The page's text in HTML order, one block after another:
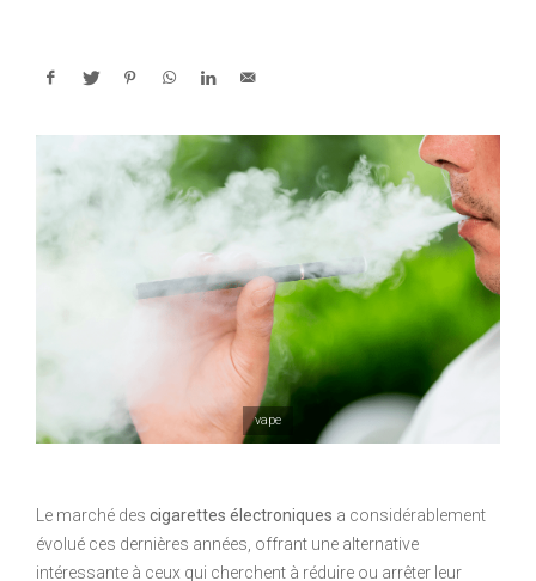
vape
Le marché des cigarettes électroniques a considérablement
évolué ces dernières années, offrant une alternative
intéressante à ceux qui cherchent à réduire ou arrêter leur